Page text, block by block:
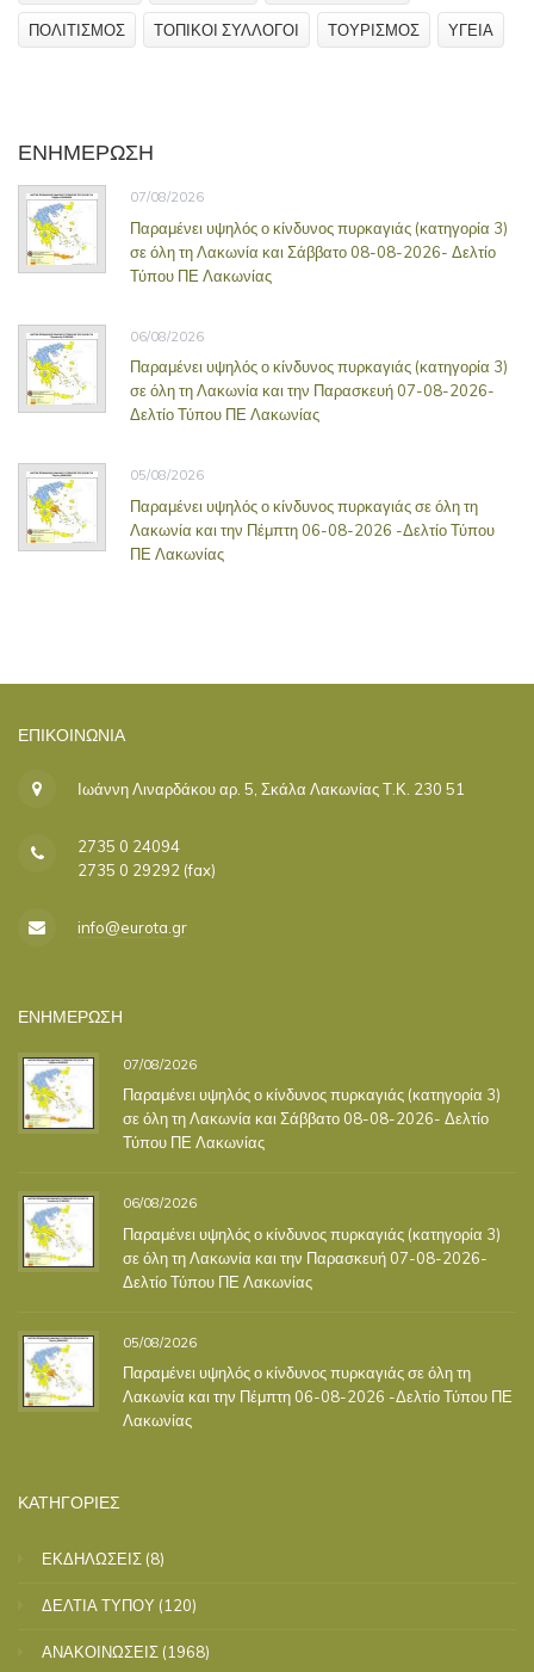
ΠΟΛΙΤΙΣΜΟΣ ΤΟΠΙΚΟΙ ΣΥΛΛΟΓΟΙ ΤΟΥΡΙΣΜΟΣ ΥΓΕΙΑ
ΕΝΗΜΕΡΩΣΗ
07/08/2026
Παραμένει υψηλός ο κίνδυνος πυρκαγιάς (κατηγορία 3)
σε όλη τη Λακωνία και Σάββατο 08-08-2026- Δελτίο
Τύπου ΠΕ Λακωνίας
06/08/2026
Παραμένει υψηλός ο κίνδυνος πυρκαγιάς (κατηγορία 3)
σε όλη τη Λακωνία και την Παρασκευή 07-08-2026-
Δελτίο Τύπου ΠΕ Λακωνίας
05/08/2026
Παραμένει υψηλός ο κίνδυνος πυρκαγιάς σε όλη τη
Λακωνία και την Πέμπτη 06-08-2026 -Δελτίο Τύπου
ΠΕ Λακωνίας
ΕΠΙΚΟΙΝΩΝΊΑ
Ιωάννη Λιναρδάκου αρ. 5, Σκάλα Λακωνίας Τ.Κ. 230 51
2735 0 24094
2735 0 29292 (fax)
info@eurota.gr
ΕΝΗΜΕΡΩΣΗ
07/08/2026
Παραμένει υψηλός ο κίνδυνος πυρκαγιάς (κατηγορία 3)
σε όλη τη Λακωνία και Σάββατο 08-08-2026- Δελτίο
Τύπου ΠΕ Λακωνίας
06/08/2026
Παραμένει υψηλός ο κίνδυνος πυρκαγιάς (κατηγορία 3)
σε όλη τη Λακωνία και την Παρασκευή 07-08-2026-
Δελτίο Τύπου ΠΕ Λακωνίας
05/08/2026
Παραμένει υψηλός ο κίνδυνος πυρκαγιάς σε όλη τη
Λακωνία και την Πέμπτη 06-08-2026 -Δελτίο Τύπου ΠΕ
Λακωνίας
ΚΑΤΗΓΟΡΙΕΣ
ΕΚΔΗΛΩΣΕΙΣ (8)
ΔΕΛΤΙΑ ΤΥΠΟΥ (120)
ΑΝΑΚΟΙΝΩΣΕΙΣ (1968)